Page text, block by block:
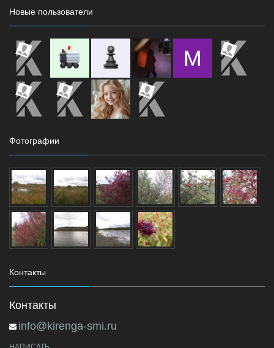
Новые пользователи
Фотографии
Контакты
Контакты
info@kirenga-smi.ru